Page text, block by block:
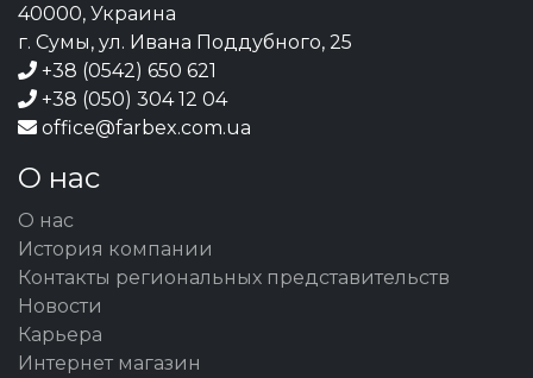
40000, Украина
г. Сумы, ул. Ивана Поддубного, 25
+38 (0542) 650 621
+38 (050) 304 12 04
office@farbex.com.ua
О нас
О нас
История компании
Контакты региональных представительств
Новости
Карьера
Интернет магазин